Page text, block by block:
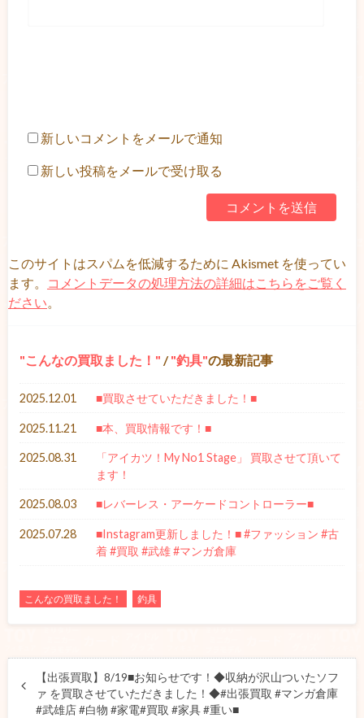
新しいコメントをメールで通知
新しい投稿をメールで受け取る
このサイトはスパムを低減するために Akismet を使ってい
ます。
コメントデータの処理方法の詳細はこちらをご覧く
ださい
こんなの買取ました！ / 釣具 の最新記事
2025.12.01 ■買取させていただきました！■
2025.11.21 ■本、買取情報です！■
2025.08.31
「アイカツ！My No1 Stage」 買取させて頂いて
ます！
2025.08.03 ■レバーレス・アーケードコントローラー■
2025.07.28
■Instagram更新しました！■ #ファッション #古
着 #買取 #武雄 #マンガ倉庫
こんなの買取ました！ 釣具
【出張買取】8/19■お知らせです！◆収納が沢山ついたソフ
ァ を買取させていただきました！◆#出張買取 #マンガ倉庫
#武雄店 #白物 #家電#買取 #家具 #重い■